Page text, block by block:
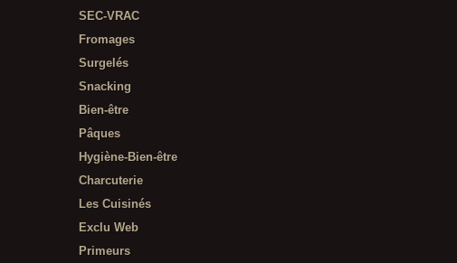
SEC-VRAC
Fromages
Surgelés
Snacking
Bien-être
Pâques
Hygiène-Bien-être
Charcuterie
Les Cuisinés
Exclu Web
Primeurs